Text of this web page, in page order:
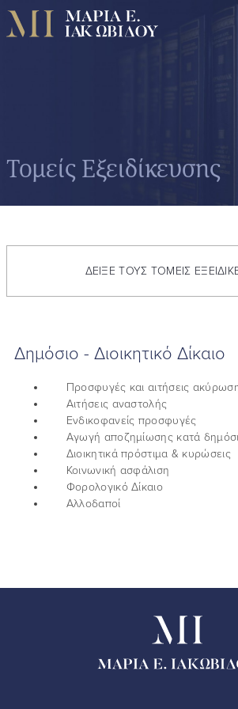
Τομείς Εξειδίκευσης
ΔΕΙΞΕ ΤΟΥΣ ΤΟΜΕΙΣ
Δημόσιο - Διοικητικό Δίκαιο
Προσφυγές και αιτήσεις
Αιτήσεις αναστολής
Ενδικοφανείς προσφυγές
Αγωγή αποζημίωσης κατά
Διοικητικά πρόστιμα & κυρώσεις
Κοινωνική ασφάλιση
Φορολογικό Δίκαιο
Αλλοδαποί